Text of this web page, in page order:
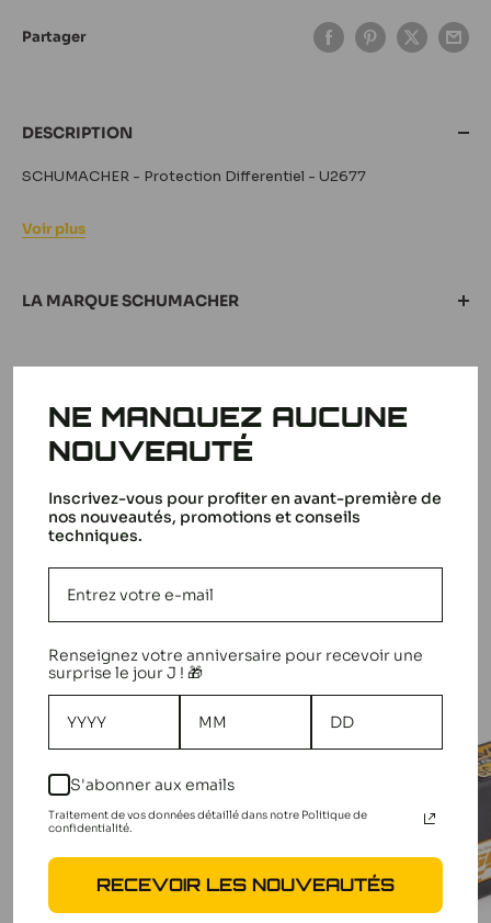
Partager
DESCRIPTION
SCHUMACHER - Protection Differentiel - U2677
Voir plus
LA MARQUE SCHUMACHER
SCHUMACHER - Protection Differentiel - U2677
Questions
réponses
D'AUTRES CLIENTS
ÉTAIENT INTÉRESSÉS PAR
NE MANQUEZ AUCUNE
NOUVEAUTÉ
Inscrivez-vous pour profiter en avant-première de
nos nouveautés, promotions et conseils
techniques.
Renseignez votre anniversaire pour recevoir une
surprise le jour J ! 🎁
S'abonner aux emails
Traitement de vos données détaillé dans notre Politique de
confidentialité.
RECEVOIR LES NOUVEAUTÉS